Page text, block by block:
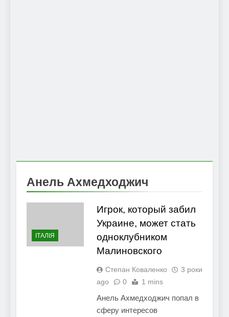
Анель Ахмедходжич
ІТАЛІЯ
Игрок, который забил
Украине, может стать
одноклубником
Малиновского
Степан Коваленко
3 роки
ago
0 1 mins
Анель Ахмедходжич попал в
сферу интересов